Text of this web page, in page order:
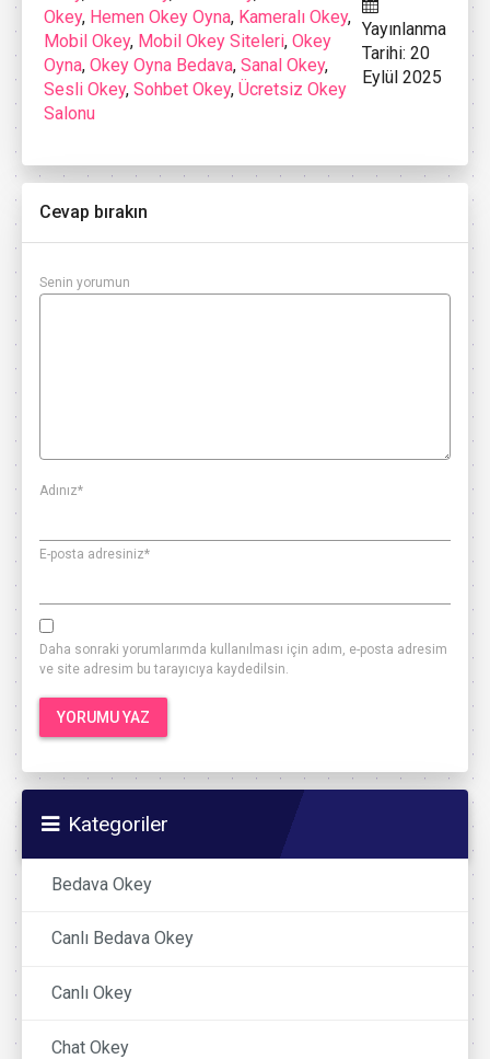
Okey, Hemen Okey Oyna, Kameralı Okey,
Mobil Okey, Mobil Okey Siteleri, Okey
Oyna, Okey Oyna Bedava, Sanal Okey,
Sesli Okey, Sohbet Okey, Ücretsiz Okey
Salonu
Yayınlanma
Tarihi: 20
Eylül 2025
Cevap bırakın
Senin yorumun
Adınız*
E-posta adresiniz*
Daha sonraki yorumlarımda kullanılması için adım, e-posta adresim
ve site adresim bu tarayıcıya kaydedilsin.
Kategoriler
Bedava Okey
Canlı Bedava Okey
Canlı Okey
Chat Okey